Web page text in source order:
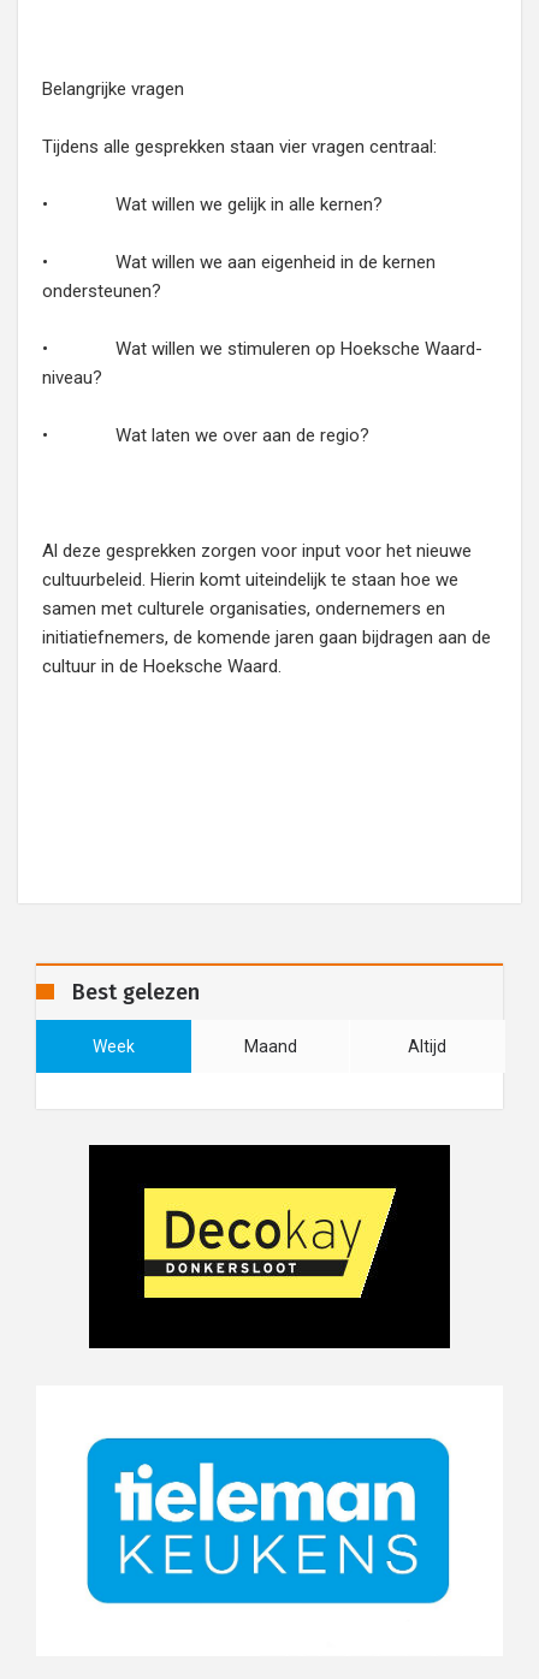
Belangrijke vragen
Tijdens alle gesprekken staan vier vragen centraal:
• Wat willen we gelijk in alle kernen?
• Wat willen we aan eigenheid in de kernen
ondersteunen?
• Wat willen we stimuleren op Hoeksche Waard-
niveau?
• Wat laten we over aan de regio?
Al deze gesprekken zorgen voor input voor het nieuwe
cultuurbeleid. Hierin komt uiteindelijk te staan hoe we
samen met culturele organisaties, ondernemers en
initiatiefnemers, de komende jaren gaan bijdragen aan de
cultuur in de Hoeksche Waard.
Best gelezen
Week Maand Altijd